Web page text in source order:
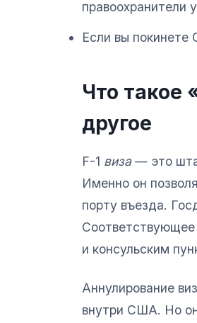
правоохранители
Если вы
Что такое
другое
F-1 виза— это
Именно он
порту въезда.
Соответствующее
и консульским
Аннулирование
внутри США. Но